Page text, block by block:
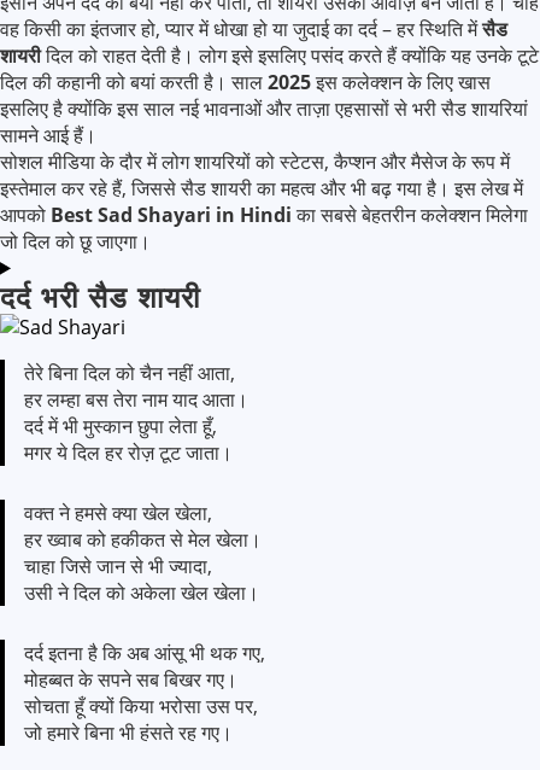
वह किसी का इंतजार हो, प्यार में धोखा हो या जुदाई का दर्द – हर स्थिति मेंसैड
शायरीदिल को राहत देती है। लोग इसे इसलिए पसंद करते हैं क्योंकि यह उनके टूटे
दिल की कहानी को बयां करती है। साल2025इस कलेक्शन के लिए खास
इसलिए है क्योंकि इस साल नई भावनाओं और ताज़ा एहसासों से भरी सैड शायरियां
सामने आई हैं।
सोशल मीडिया के दौर में लोग शायरियों को स्टेटस, कैप्शन और मैसेज के रूप में
इस्तेमाल कर रहे हैं, जिससे सैड शायरी का महत्व और भी बढ़ गया है। इस लेख में
आपको Best Sad Shayari in Hindiका सबसे बेहतरीन कलेक्शन मिलेगा
जो दिल को छू जाएगा।
दर्द भरी सैड शायरी
तेरे बिना दिल को चैन नहीं आता,
हर लम्हा बस तेरा नाम याद आता।
दर्द में भी मुस्कान छुपा लेता हूँ,
मगर ये दिल हर रोज़ टूट जाता।
वक्त ने हमसे क्या खेल खेला,
हर ख्वाब को हकीकत से मेल खेला।
चाहा जिसे जान से भी ज्यादा,
उसी ने दिल को अकेला खेल खेला।
दर्द इतना है कि अब आंसू भी थक गए,
मोहब्बत के सपने सब बिखर गए।
सोचता हूँ क्यों किया भरोसा उस पर,
जो हमारे बिना भी हंसते रह गए।